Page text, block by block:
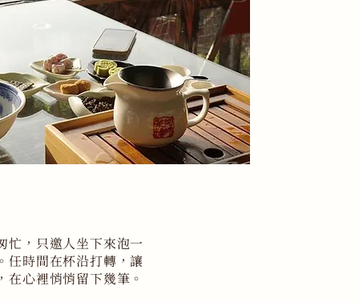
忙，只邀人坐下來泡一
任時間在杯沿打轉，讓
心裡悄悄留下幾筆。